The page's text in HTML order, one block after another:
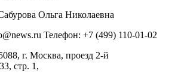
Ольга Николаевна
Телефон: +7 (499) 110-01-02
г. Москва, проезд 2-й
стр. 1,